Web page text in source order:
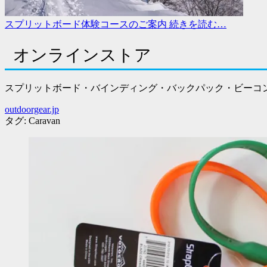
スプリットボード体験コースのご案内 続きを読む…
オンラインストア
スプリットボード・バインディング・バックパック・ビーコ
outdoorgear.jp
タグ: Caravan